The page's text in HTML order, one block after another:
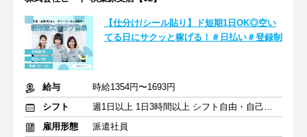
【仕分け/シール貼り】ド短期1日OK◎空い
てる日にサクッと稼げる！＃日払い＃登録制
給与
時給1354円〜1693円
シフト
週1日以上 1日3時間以上 シフト自由・自己申告
雇用形態
派遣社員